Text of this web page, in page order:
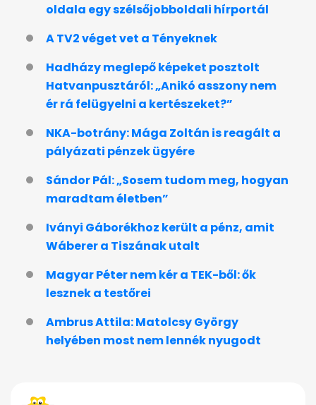
oldala egy szélsőjobboldali hírportál
A TV2 véget vet a Tényeknek
Hadházy meglepő képeket posztolt
Hatvanpusztáról: „Anikó asszony nem
ér rá felügyelni a kertészeket?”
NKA-botrány: Mága Zoltán is reagált a
pályázati pénzek ügyére
Sándor Pál: „Sosem tudom meg, hogyan
maradtam életben”
Iványi Gáborékhoz került a pénz, amit
Wáberer a Tiszának utalt
Magyar Péter nem kér a TEK-ből: ők
lesznek a testőrei
Ambrus Attila: Matolcsy György
helyében most nem lennék nyugodt